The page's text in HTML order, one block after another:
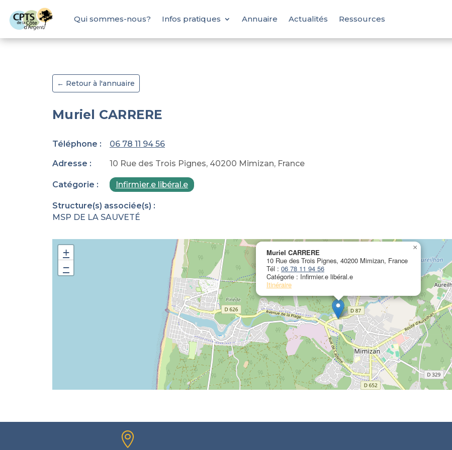
Qui sommes-nous? Infos pratiques Annuaire Actualités Ressources
← Retour à l'annuaire
Muriel CARRERE
Téléphone : 06 78 11 94 56
Adresse : 10 Rue des Trois Pignes, 40200 Mimizan, France
Catégorie : Infirmier.e libéral.e
Structure(s) associée(s) :
MSP DE LA SAUVETÉ
Muriel CARRERE
10 Rue des Trois Pignes, 40200 Mimizan, France
Tél : 06 78 11 94 56
Catégorie : Infirmier.e libéral.e
Itinéraire
×
+
−
